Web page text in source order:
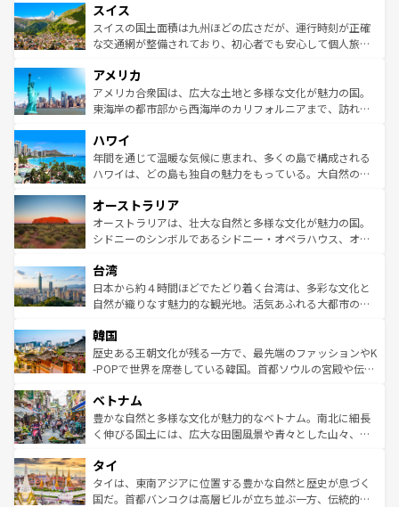
れる地方に足を運ぶとそれぞれで全く異なる文化を体験で
きるだろう。 なお、新着のフランス情報はコンテンツ一覧
を参照してほしい。
は、お酒好きな人にはぜひ体験してほしい。 なお、新着の
ドイツ情報はコンテンツ一覧を参照してほしい。
リアごとに異なる魅力がある。また、優雅なアフタヌーン
ティー、ビール好きにはたまらない英国パブ、サッカー観
戦など、本場だからこそできる体験も豊富。イギリスを旅
ンツ一覧を参照してほしい。
スイス
スイスの国土面積は九州ほどの広さだが、運行時刻が正確
な交通網が整備されており、初心者でも安心して個人旅行
の建物がそのまま残る町や、スイスならではのユニークな
博物館もあり、アルプス観光だけでなく町歩きも満喫する
ことができる。国民の所得が高いため物価も高いが、旅行
ば市内交通費無料で観光を楽しむこともできる。 なお、新
着のスイス情報はコンテンツ一覧 を参照してほしい。
アメリカ
アメリカ合衆国は、広大な土地と多様な文化が魅力の国。
東海岸の都市部から西海岸のカリフォルニアまで、訪れる
のような巨大都市は、観光、ショッピング、エンターテイ
ンメントが詰まった刺激的なスポットだ。一方、アメリカ
西部には大自然が広がり、グランドキャニオンやイエロー
部のニューオーリンズでは、音楽と美食が融合した独特の
文化が魅力。旅行者はアメリカの各地域で異なる魅力を楽
しみながら、その多様性と豊かな歴史を感じることができ
ならではの贅沢な旅のスタイルだ。 なお、新着のアメリカ
情報はコンテンツ一覧を参照してほしい。
ハワイ
年間を通じて温暖な気候に恵まれ、多くの島で構成される
ハワイは、どの島も独自の魅力をもっている。大自然の神
ワイ島は見逃せない。また、定番の観光地といえばオアフ
島だが、静かな自然を求めるならマウイ島やカウアイ島が
おすすめ。エメラルドグリーンに輝く海をはじめ、豊かな
れるおもてなしの心で訪れる人々を迎えてくれるハワイの
人々、おいしいローカルフードやハワイアンミュージッ
ク、伝統的なフラダンスなど、すべてがハワイの魅力を彩
ワイを、存分に味わってほしい。 なお、新着のハワイ情報
はコンテンツ一覧を参照してほしい。
オーストラリア
オーストラリアは、壮大な自然と多様な文化が魅力の国。
シドニーのシンボルであるシドニー・オペラハウス、オー
リアリーフや大陸中央部にそびえるウルル（エアーズロッ
ク）、タスマニアの美しい原生林やケアンズの熱帯雨林な
ど、見どころがたくさん。また、カフェやワイン、オージ
いる。アクティビティも充実しており、サーフィンやダイ
ビング、ハイキングなど、アウトドア好きにはたまらな
い。オーストラリアの多彩な魅力を存分に味わいつくそ
参照してほしい。
台湾
日本から約４時間ほどでたどり着く台湾は、多彩な文化と
自然が織りなす魅力的な観光地。活気あふれる大都市の台
ン）、静ひつな山岳地帯である台湾東部など、都市の喧騒
と山間の静けさが共存しており、訪れる人に新しい発見と
驚きをもたらしてくれる。また、奥深い台湾の食文化も魅
容にもいいと評判のスイーツなど、バラエティ豊かな料理
が味わえる。 なお、新着の台湾情報は コンテンツ一覧を参
照してほしい。
韓国
歴史ある王朝文化が残る一方で、最先端のファッションやK
-POPで世界を席巻している韓国。首都ソウルの宮殿や伝統
き、地方に足を延ばせば四季折々の自然美を楽しむことが
できる。そして、キムチや焼肉、絶品のストリートフード
まで、さまざまな韓国料理が待っている。夜には、韓国な
リティに包まれながら、韓国の多彩な魅力を心ゆくまで味
わってみてほしい。 なお、新着の韓国情報はコンテンツ一
覧を参照してほしい。
ベトナム
豊かな自然と多様な文化が魅力的なベトナム。南北に細長
く伸びる国土には、広大な田園風景や青々とした山々、世
急速な発展と共に伝統が息づく。ハノイの古い町並みやホ
ーチミン市のフランス統治時代の建物も、独特の雰囲気を
醸し出している。また、バラエティの豊かさとおいしさで
タイ
タイは、東南アジアに位置する豊かな自然と歴史が息づく
国だ。首都バンコクは高層ビルが立ち並ぶ一方、伝統的な